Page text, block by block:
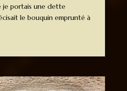
je portais une dette
le bouquin emprunté à